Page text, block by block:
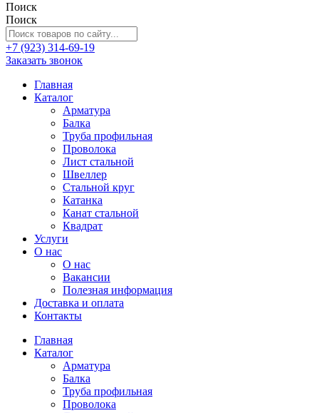
Поиск
Поиск
+7 (923) 314-69-19
Заказать звонок
Главная
Каталог
Арматура
Балка
Труба профильная
Проволока
Лист стальной
Швеллер
Стальной круг
Катанка
Канат стальной
Квадрат
Услуги
О нас
О нас
Вакансии
Полезная информация
Доставка и оплата
Контакты
Главная
Каталог
Арматура
Балка
Труба профильная
Проволока